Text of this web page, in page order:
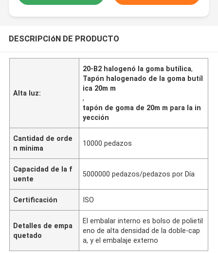
DESCRIPCIóN DE PRODUCTO
Alta luz:
20-B2 halogenó la goma butílica,
Tapón halogenado de la goma butíl
ica 20m m
,
tapón de goma de 20m m para la in
yección
Cantidad de orde
n mínima
10000 pedazos
Capacidad de la f
uente
5000000 pedazos/pedazos por Día
Certificación ISO
Detalles de empa
quetado
El embalar interno es bolso de polietil
eno de alta densidad de la doble-cap
a, y el embalaje externo